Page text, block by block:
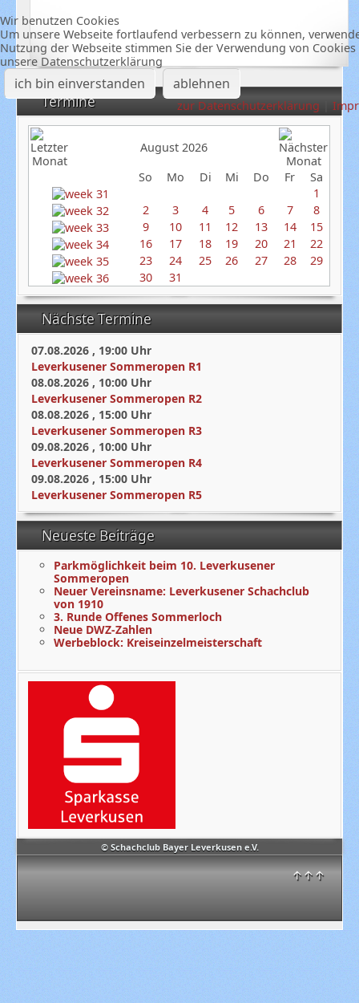
© Schachclub Bayer Leverkusen e.V.
↑↑↑
Termine
August 2026
So
Mo Di Mi Do Fr
Sa
1
2
3 4 5 6 7
8
9
10 11 12 13 14
15
16
17 18 19 20 21
22
23
24 25 26 27 28
29
30
31
Nächste Termine
07.08.2026 , 19:00 Uhr
Leverkusener Sommeropen R1
08.08.2026 , 10:00 Uhr
Leverkusener Sommeropen R2
08.08.2026 , 15:00 Uhr
Leverkusener Sommeropen R3
09.08.2026 , 10:00 Uhr
Leverkusener Sommeropen R4
09.08.2026 , 15:00 Uhr
Leverkusener Sommeropen R5
Neueste Beiträge
Parkmöglichkeit beim 10. Leverkusener
Sommeropen
Neuer Vereinsname: Leverkusener Schachclub
von 1910
3. Runde Offenes Sommerloch
Neue DWZ-Zahlen
Werbeblock: Kreiseinzelmeisterschaft
Wir benutzen Cookies
Um unsere Webseite fortlaufend verbessern zu können,
Nutzung der Webseite stimmen Sie der Verwendung von
unsere Datenschutzerklärung
ich bin einverstanden ablehnen
zur Datenschutzerklärung